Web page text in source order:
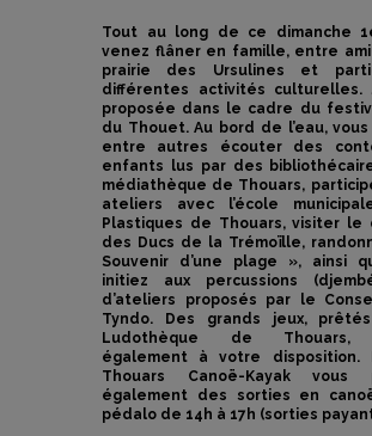
Tout au long de ce dimanche
venez flâner en famille, entre
prairie des Ursulines et
différentes activités culturelles.
proposée dans le cadre du
du Thouet. Au bord de l’eau,
entre autres écouter des
enfants lus par des
médiathèque de Thouars,
ateliers avec l’école
Plastiques de Thouars, visiter le
des Ducs de la Trémoïlle,
Souvenir d’une plage », ainsi
initiez aux percussions
d’ateliers proposés par le
Tyndo. Des grands jeux,
Ludothèque de Thouars,
également à votre disposition.
Thouars Canoë-Kayak vous
également des sorties en
pédalo de 14h à 17h (sorties